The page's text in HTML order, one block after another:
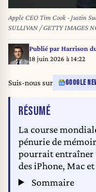
Apple CEO Tim Cook - Justin Sullivan/Getty Images/AFP JUSTIN
SULLIVAN / GETTY IMAGES
Publié parHarrison
18 juin 2026 à 14:22
Suis-nous sur GOOGLE
RÉSUMÉDE L'ARTICLE
La course
pénurie de
pourrait entraîner
des iPhone, Mac
Sommaire